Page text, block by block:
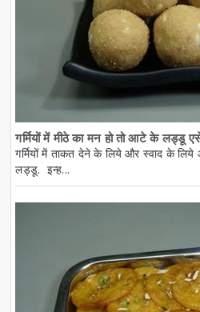
गर्मियों में मीठे का मन हो तो आटे के लड्डू
गर्मियों में ताकत देने के लिये और स्वाद के
लड्डू. इन्ह...